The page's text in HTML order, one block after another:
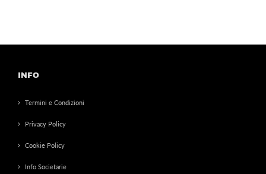
INFO
Termini e Condizioni
Privacy Policy
Cookie Policy
Info Societarie